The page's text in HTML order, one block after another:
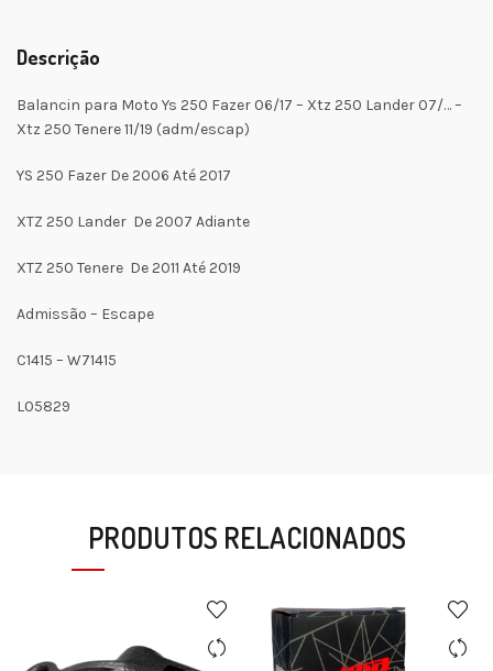
Descrição
Balancin para Moto Ys 250 Fazer 06/17 – Xtz 250 Lander 07/… –
Xtz 250 Tenere 11/19 (adm/escap)
YS 250 Fazer De 2006 Até 2017
XTZ 250 Lander De 2007 Adiante
XTZ 250 Tenere De 2011 Até 2019
Admissão – Escape
C1415 – W71415
L05829
PRODUTOS RELACIONADOS